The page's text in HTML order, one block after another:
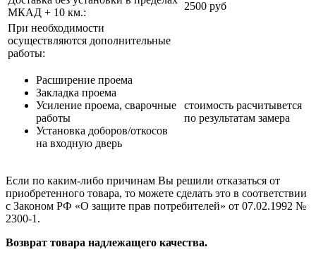
МКАД + 10 км.:
2500 руб
При необходимости
осуществляются дополнительные
работы:
Расширение проема
Закладка проема
Усиление проема, сварочные
работы
Установка доборов/откосов
на входную дверь
стоимость расчитывется
по результатам замера
Если по каким-либо причинам Вы решили отказаться от
приобретенного товара, то можете сделать это в соответствии
с Законом РФ «О защите прав потребителей» от 07.02.1992 №
2300-1.
Возврат товара надлежащего качества.